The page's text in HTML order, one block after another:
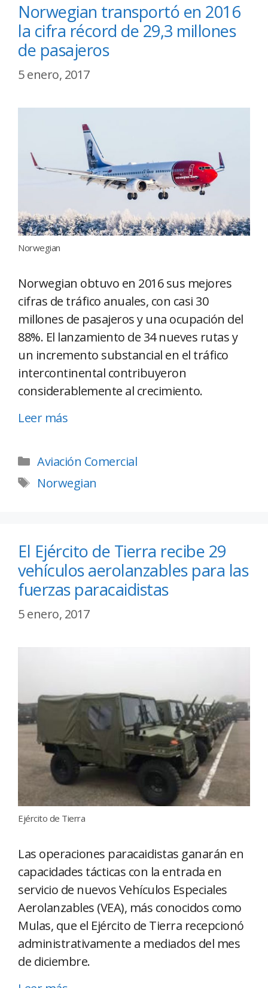
Norwegian transportó en 2016
la cifra récord de 29,3 millones
de pasajeros
5 enero, 2017
Norwegian
Norwegian obtuvo en 2016 sus mejores
cifras de tráfico anuales, con casi 30
millones de pasajeros y una ocupación del
88%. El lanzamiento de 34 nueves rutas y
un incremento substancial en el tráfico
intercontinental contribuyeron
considerablemente al crecimiento.
Leer más
Aviación Comercial
Norwegian
El Ejército de Tierra recibe 29
vehículos aerolanzables para las
fuerzas paracaidistas
5 enero, 2017
Ejército de Tierra
Las operaciones paracaidistas ganarán en
capacidades tácticas con la entrada en
servicio de nuevos Vehículos Especiales
Aerolanzables (VEA), más conocidos como
Mulas, que el Ejército de Tierra recepcionó
administrativamente a mediados del mes
de diciembre.